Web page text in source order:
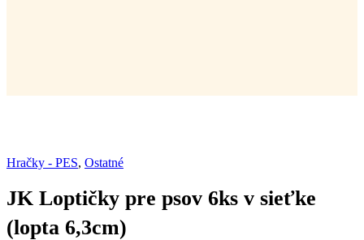
Hračky - PES, Ostatné
JK Loptičky pre psov 6ks v sieťke
(lopta 6,3cm)